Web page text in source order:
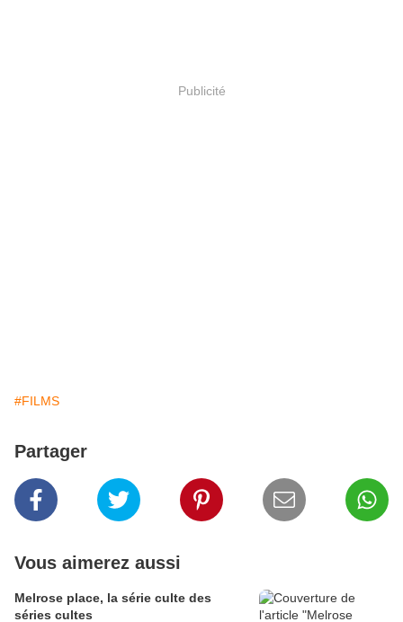
Publicité
#FILMS
Partager
Vous aimerez aussi
Melrose place, la série culte des
séries cultes